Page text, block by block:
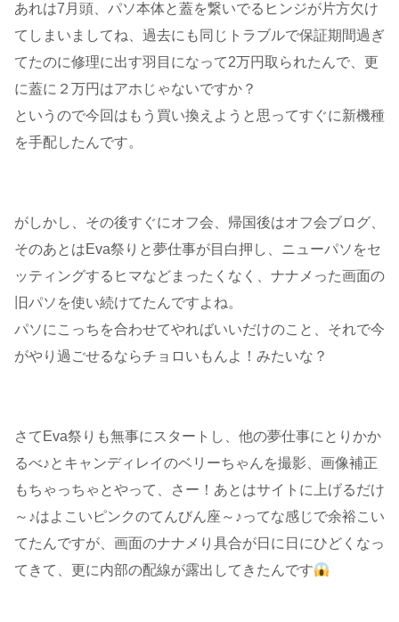
あれは7月頭、パソ本体と蓋を繋いでるヒンジが片方欠け
てしまいましてね、過去にも同じトラブルで保証期間過ぎ
てたのに修理に出す羽目になって2万円取られたんで、更
に蓋に２万円はアホじゃないですか？
というので今回はもう買い換えようと思ってすぐに新機種
を手配したんです。
がしかし、その後すぐにオフ会、帰国後はオフ会ブログ、
そのあとはEva祭りと夢仕事が目白押し、ニューパソをセ
ッティングするヒマなどまったくなく、ナナメった画面の
旧パソを使い続けてたんですよね。
パソにこっちを合わせてやればいいだけのこと、それで今
がやり過ごせるならチョロいもんよ！みたいな？
さてEva祭りも無事にスタートし、他の夢仕事にとりかか
るべ♪とキャンディレイのベリーちゃんを撮影、画像補正
もちゃっちゃとやって、さー！あとはサイトに上げるだけ
～♪はよこいピンクのてんびん座～♪ってな感じで余裕こい
てたんですが、画面のナナメり具合が日に日にひどくなっ
てきて、更に内部の配線が露出してきたんです